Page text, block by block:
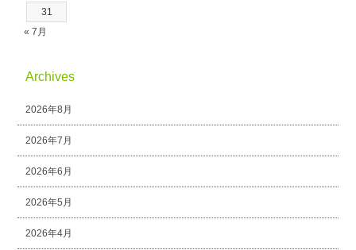
31
« 7月
Archives
2026年8月
2026年7月
2026年6月
2026年5月
2026年4月